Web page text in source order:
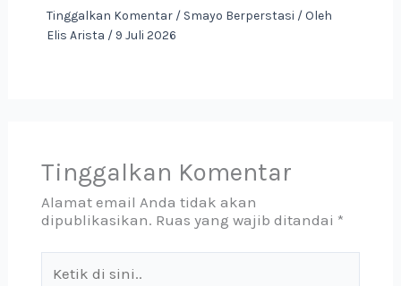
Tinggalkan Komentar / Smayo Berperstasi / Oleh
Elis Arista / 9 Juli 2026
Tinggalkan Komentar
Alamat email Anda tidak akan
dipublikasikan. Ruas yang wajib ditandai *